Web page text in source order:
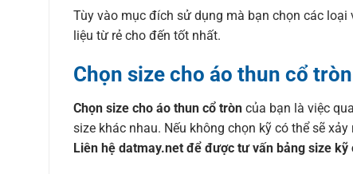
Tùy vào mục đích sử dụng mà bạn chọn các
liệu từ rẻ cho đến tốt nhất.
Chọn size cho áo thun cổ
Chọn size cho áo thun cổ tròn của bạn là việc
size khác nhau. Nếu không chọn kỹ có thể sẽ
Liên hệ datmay.net để được tư vấn bảng size kỹ